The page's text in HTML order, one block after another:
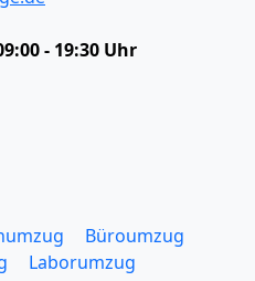
- 19:30 Uhr
Büroumzug
Laborumzug